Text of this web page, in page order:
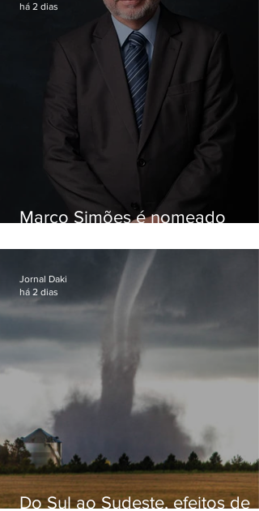
Marco Simões é nomeado
há 2 dias
Do Sul ao Sudeste, efeitos de
Jornal Daki
há 2 dias